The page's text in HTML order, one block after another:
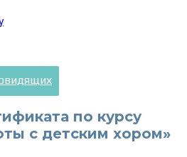
по курсу
с детским хором»